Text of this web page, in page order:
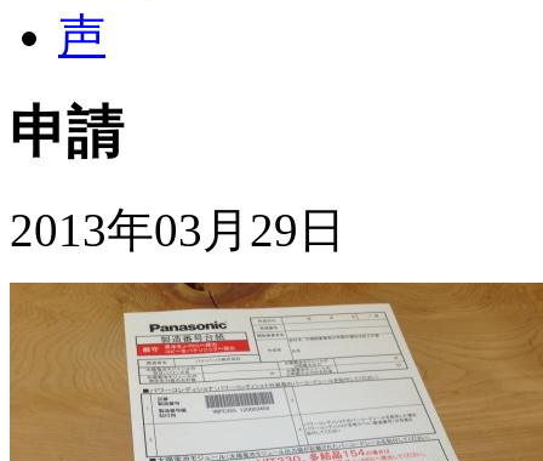
申請
2013年03月29日